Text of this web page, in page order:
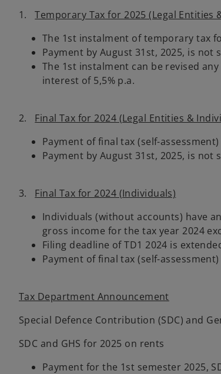
1.Temporary Tax for 2025 (Legal Entities
The 1st instalment of temporary tax
Payment by August 31st, 2025, is
The 1st instalment can be revised
interest of 5,5% p.a.
2. Final Tax for 2024 (Legal Entities &
Payment of final tax (self-
Payment by August 31st, 2025, is
3. Final Tax for 2024 (Individuals)
Individuals (without accounts) have
gross income for the tax year 2024
Filing deadline of TD1 2024 is
Payment of final tax (self-
Tax Department Announcement
Special Defence Contribution (SDC) and
SDC and GHS for 2025 on rents
Payment for the 1st semester 2025,